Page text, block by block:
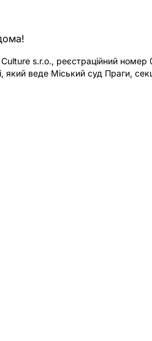
s.r.o., реєстраційний
веде Міський суд Праги,